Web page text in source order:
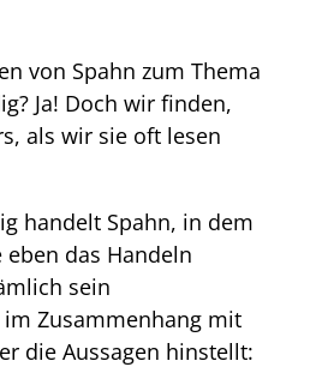
von Spahn zum Thema
Ja! Doch wir finden,
als wir sie oft lesen
handelt Spahn, in dem
das Handeln
sein
Zusammenhang mit
die Aussagen hinstellt: